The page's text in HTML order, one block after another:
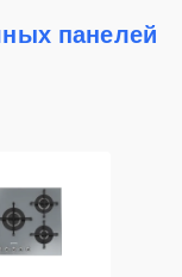
панелей